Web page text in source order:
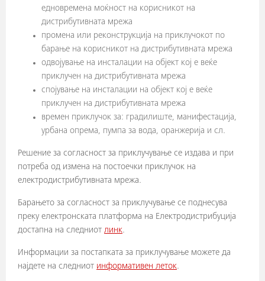
едновремена моќност на корисникот на
дистрибутивната мрежа
промена или реконструкција на приклучокот по
барање на корисникот на дистрибутивната мрежа
одвојување на инсталации на објект кој е веќе
приклучен на дистрибутивната мрежа
спојување на инсталации на објект кој е веќе
приклучен на дистрибутивната мрежа
времен приклучок за: градилиште, манифестација,
урбана опрема, пумпа за вода, оранжерија и сл.
Решение за согласност за приклучување се издава и при
потреба од измена на постоечки приклучок на
електродистрибутивната мрежа.
Барањето за согласност за приклучување се поднесува
преку електронската платформа на Електродистрибуција
достапна на следниот линк.
Информации за постапката за приклучување можете да
најдете на следниот информативен леток.